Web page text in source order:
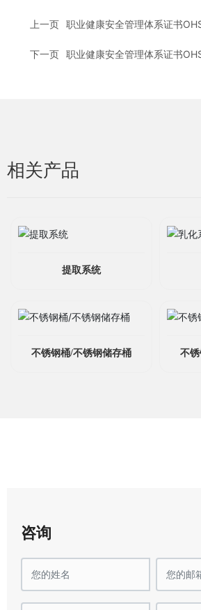
上一页 职业健康安全管理体系证书
下一页 职业健康安全管理体系证书
相关产品
提取系统
不锈钢桶/不锈钢储存桶 不
咨询